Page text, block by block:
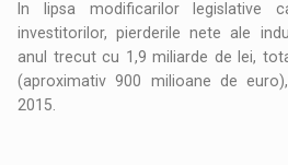
In lipsa modificarilor legislative
investitorilor, pierderile nete ale
anul trecut cu 1,9 miliarde de lei,
(aproximativ 900 milioane de
2015.